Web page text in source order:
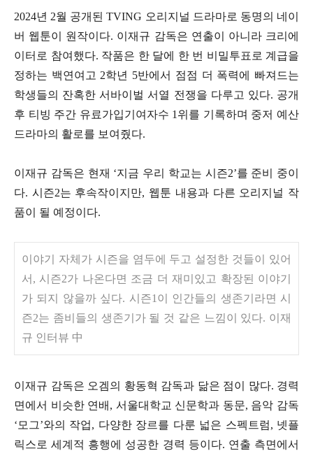
2024년 2월 공개된 TVING 오리지널 드라마로 동명의 네이
버 웹툰이 원작이다. 이재규 감독은 연출이 아니라 크리에
이터로 참여했다. 작품은 한 달에 한 번 비밀투표로 계급을
정하는 백연여고 2학년 5반에서 점점 더 폭력에 빠져드는
학생들의 잔혹한 서바이벌 서열 전쟁을 다루고 있다. 공개
후 티빙 주간 유료가입기여자수 1위를 기록하며 중저 예산
드라마의 활로를 보여줬다.
이재규 감독은 현재 ‘지금 우리 학교는 시즌2’를 준비 중이
다. 시즌2는 후속작이지만, 웹툰 내용과 다른 오리지널 작
품이 될 예정이다.
이야기 자체가 시즌을 염두에 두고 설정한 것들이 있어
서, 시즌2가 나온다면 조금 더 재미있고 확장된 이야기
가 되지 않을까 싶다. 시즌1이 인간들의 생존기라면 시
즌2는 좀비들의 생존기가 될 것 같은 느낌이 있다. 이재
규 인터뷰 中
이재규 감독은 오겜의 황동혁 감독과 닮은 점이 많다. 경력
면에서 비슷한 연배, 서울대학교 신문학과 동문, 음악 감독
‘모그’와의 작업, 다양한 장르를 다룬 넓은 스펙트럼, 넷플
릭스로 세계적 흥행에 성공한 경력 등이다. 연출 측면에서